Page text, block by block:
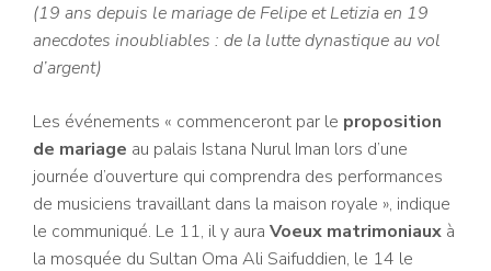
(19 ans depuis le mariage de Felipe et Letizia en 19
anecdotes inoubliables : de la lutte dynastique au vol
d’argent)
Les événements « commenceront par le proposition
de mariage au palais Istana Nurul Iman lors d’une
journée d’ouverture qui comprendra des performances
de musiciens travaillant dans la maison royale », indique
le communiqué. Le 11, il y aura Voeux matrimoniaux à
la mosquée du Sultan Oma Ali Saifuddien, le 14 le